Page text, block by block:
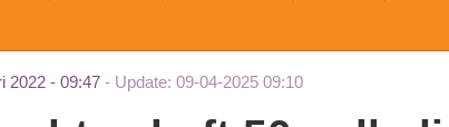
2022 - 09:47 Update: 09-04-2025 09:10